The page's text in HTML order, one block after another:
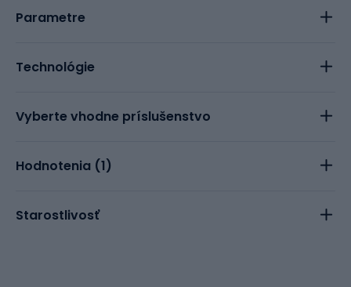
Parametre
Technológie
Vyberte vhodne príslušenstvo
Hodnotenia (1)
Starostlivosť